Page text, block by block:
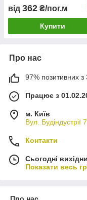
від 362 ₴/пог.м
Купити
Про нас
97% позитивних з
Працює з
м. Київ
Вул. Будіндустрії
Контакти
Сьогодні
Показати весь